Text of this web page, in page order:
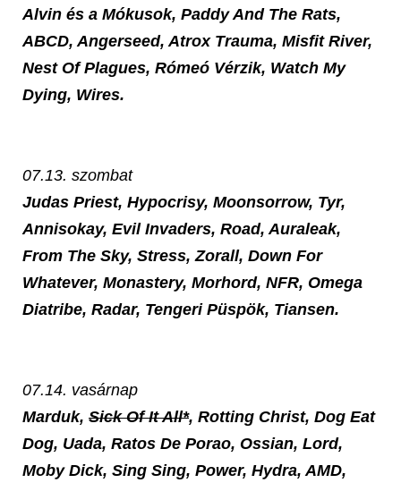
Alvin és a Mókusok, Paddy And The Rats,
ABCD, Angerseed, Atrox Trauma, Misfit River,
Nest Of Plagues, Rómeó Vérzik, Watch My
Dying, Wires.
07.13. szombat
Judas Priest, Hypocrisy, Moonsorrow, Tyr,
Annisokay, Evil Invaders, Road, Auraleak,
From The Sky, Stress, Zorall, Down For
Whatever, Monastery, Morhord, NFR, Omega
Diatribe, Radar, Tengeri Püspök, Tiansen.
07.14. vasárnap
Marduk, Sick Of It All*, Rotting Christ, Dog Eat
Dog, Uada, Ratos De Porao, Ossian, Lord,
Moby Dick, Sing Sing, Power, Hydra, AMD,